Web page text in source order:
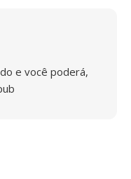
e você poderá,